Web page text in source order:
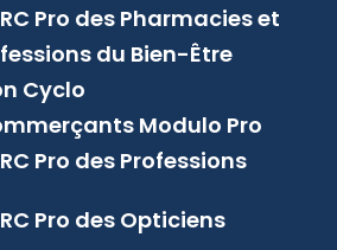
Pro des Pharmacies et
du Bien-Être
Cyclo
Modulo Pro
Pro des Professions
Pro des Opticiens